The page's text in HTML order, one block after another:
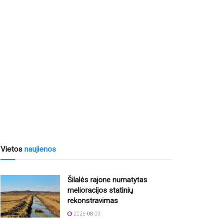
Vietos naujienos
Šilalės rajone numatytas
melioracijos statinių
rekonstravimas
2026-08-09